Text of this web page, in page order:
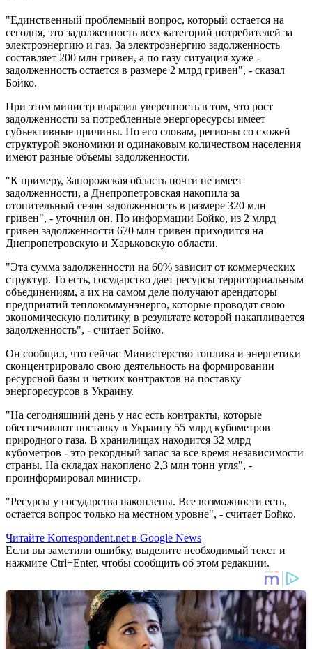
"Единственный проблемный вопрос, который остается на
сегодня, это задолженность всех категорий потребителей за
электроэнергию и газ. За электроэнергию задолженность
составляет 200 млн гривен, а по газу ситуация хуже -
задолженность остается в размере 2 млрд гривен", - сказал
Бойко.
При этом министр выразил уверенность в том, что рост
задолженности за потребленные энергоресурсы имеет
субъективные причины. По его словам, регионы со схожей
структурой экономики и одинаковым количеством населения
имеют разные объемы задолженности.
"К примеру, Запорожская область почти не имеет
задолженности, а Днепропетровская накопила за
отопительный сезон задолженность в размере 320 млн
гривен", - уточнил он. По информации Бойко, из 2 млрд
гривен задолженности 670 млн гривен приходится на
Днепропетровскую и Харьковскую области.
"Эта сумма задолженности на 60% зависит от коммерческих
структур. То есть, государство дает ресурсы территориальным
объединениям, а их на самом деле получают арендаторы
предприятий теплокоммунэнерго, которые проводят свою
экономическую политику, в результате которой накапливается
задолженность", - считает Бойко.
Он сообщил, что сейчас Министерство топлива и энергетики
сконцентрировало свою деятельность на формировании
ресурсной базы и четких контрактов на поставку
энергоресурсов в Украину.
"На сегодняшний день у нас есть контракты, которые
обеспечивают поставку в Украину 55 млрд кубометров
природного газа. В хранилищах находится 32 млрд
кубометров - это рекордный запас за все время независимости
страны. На складах накоплено 2,3 млн тонн угля", -
проинформировал министр.
"Ресурсы у государства накоплены. Все возможности есть,
остается вопрос только на местном уровне", - считает Бойко.
Читайте Korrespondent.net в Google News
Если вы заметили ошибку, выделите необходимый текст и
нажмите Ctrl+Enter, чтобы сообщить об этом редакции.